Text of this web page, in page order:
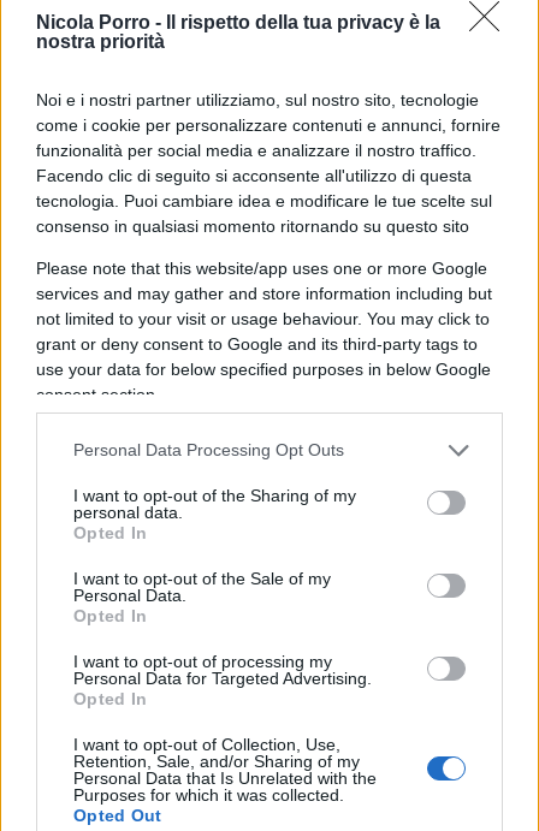
Nicola Porro -
Il rispetto della tua privacy è la
nostra priorità
Noi e i nostri partner utilizziamo, sul nostro sito, tecnologie
come i cookie per personalizzare contenuti e annunci, fornire
funzionalità per social media e analizzare il nostro traffico.
Facendo clic di seguito si acconsente all'utilizzo di questa
tecnologia. Puoi cambiare idea e modificare le tue scelte sul
consenso in qualsiasi momento ritornando su questo sito
Please note that this website/app uses one or more Google
services and may gather and store information including but
not limited to your visit or usage behaviour. You may click to
grant or deny consent to Google and its third-party tags to
use your data for below specified purposes in below Google
consent section.
Personal Data Processing Opt Outs
I want to opt-out of the Sharing of my
personal data.
Opted In
I want to opt-out of the Sale of my
Personal Data.
Opted In
I want to opt-out of processing my
Personal Data for Targeted Advertising.
Opted In
I want to opt-out of Collection, Use,
Retention, Sale, and/or Sharing of my
Personal Data that Is Unrelated with the
Purposes for which it was collected.
Opted Out
sistema convenzionale riconosciuto dagli accordi
internazionali.
Perché una pensione estera
potrebbe non bastare
Il fatto di ricevere una pensione da uno Stato
trattamento sia erogato in regime di convenzione.
Se i pensionati hanno maturato contributi sia in
Italia sia all’estero ma non hanno utilizzato i
meccanismi previsti dagli accordi internazionali
per unificare o coordinare le posizioni
previdenziali, la pensione può essere liquidata
autonomamente dall’ente estero. In questa
situazione il trattamento pensionistico non viene
considerato convenzionale.
La conseguenza è rilevante dal punto di vista
l’assenza del requisito della
convenzione internazionale esclude
completamente l’accesso alle riduzioni Imu e
, anche se il contribuente risiede stabilmente